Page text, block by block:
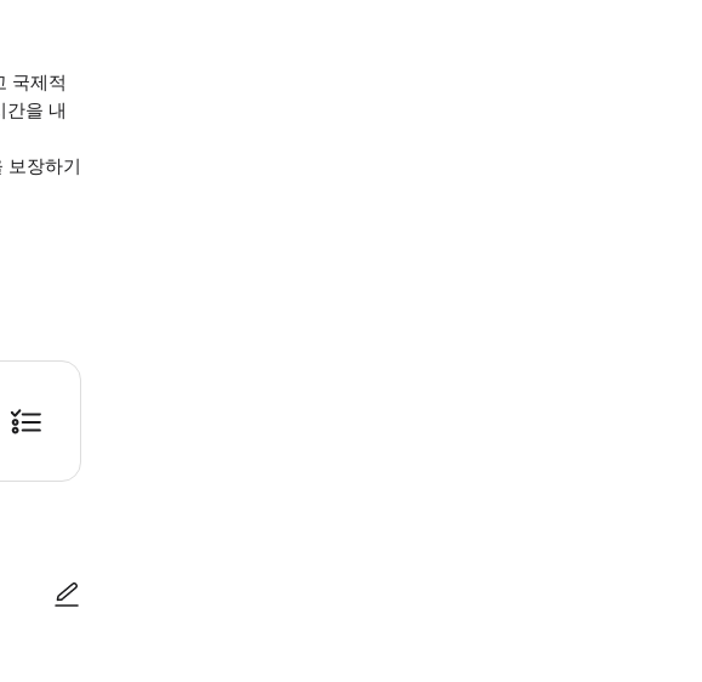
국제적
간을 내
보장하기
로움 없는 경험을 보장하기 위해 편의를 위해 사물함이 제공되므로 물 위에서 충분히 휴식을